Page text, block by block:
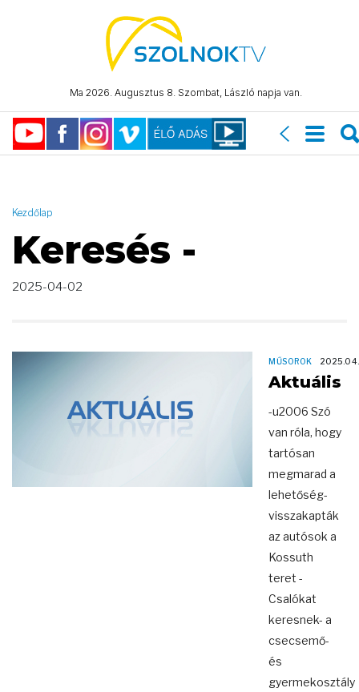
Ma 2026. Augusztus 8. Szombat, László napja van.
"2025-04-02 23:59:59" )
Kezdőlap
Keresés -
2025-04-02
MŰSOROK
Aktuális
-u2006 Szó
van róla, hogy
tartósan
megmarad a
lehetőség-
visszakapták
az autósok a
Kossuth
teret -
Csalókat
keresnek- a
csecsemő-
és
gyermekosztály